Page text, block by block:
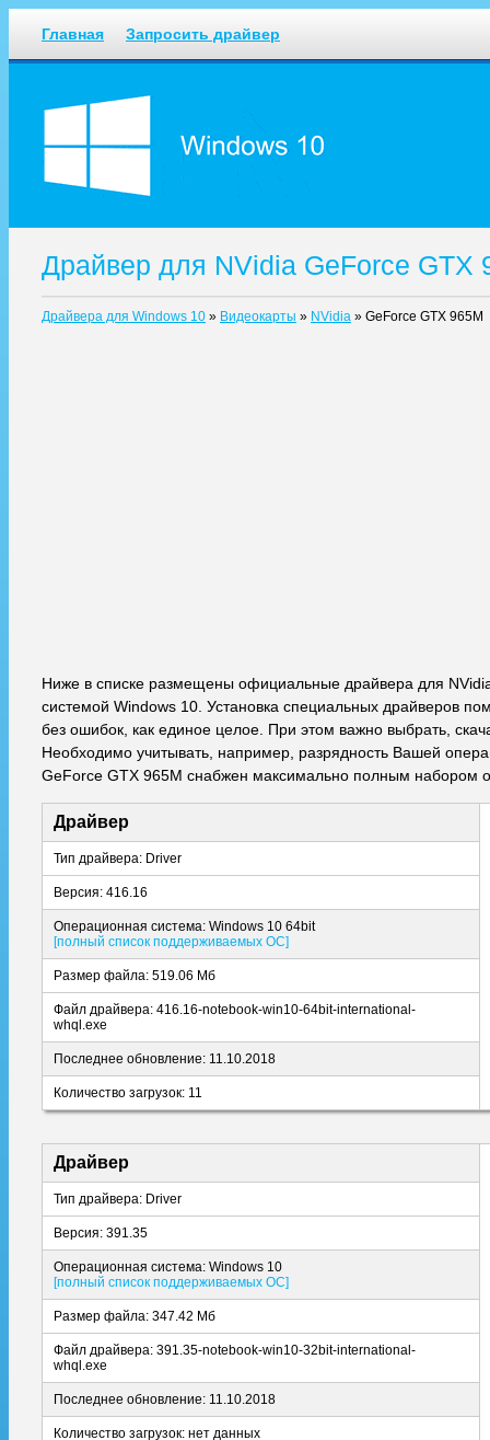
Главная Запросить драйвер
Драйвер для NVidia GeForce GTX
Драйвера для Windows 10 » Видеокарты » NVidia » GeForce GTX 965M
Ниже в списке размещены официальные драйвера для
системой Windows 10. Установка специальных драйверов
без ошибок, как единое целое. При этом важно выбрать,
Необходимо учитывать, например, разрядность Вашей
GeForce GTX 965M снабжен максимально полным набором
Драйвер
Тип драйвера: Driver
Версия: 416.16
Операционная система: Windows 10 64bit
[полный список поддерживаемых ОС]
Размер файла: 519.06 Мб
Файл драйвера: 416.16-notebook-win10-64bit-international-
whql.exe
Последнее обновление: 11.10.2018
Количество загрузок: 11
Драйвер
Тип драйвера: Driver
Версия: 391.35
Операционная система: Windows 10
[полный список поддерживаемых ОС]
Размер файла: 347.42 Мб
Файл драйвера: 391.35-notebook-win10-32bit-international-
whql.exe
Последнее обновление: 11.10.2018
Количество загрузок: нет данных